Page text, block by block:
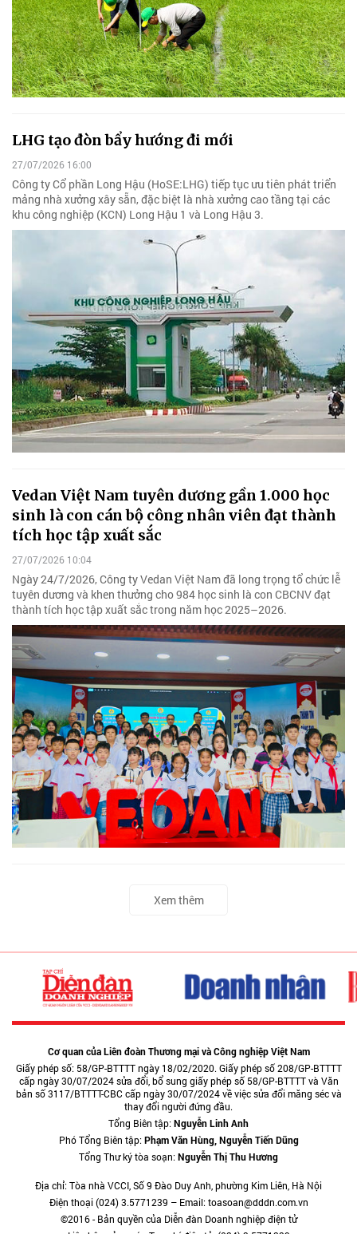
LHG tạo đòn bẩy hướng đi mới
27/07/2026 16:00
Công ty Cổ phần Long Hậu (HoSE:LHG) tiếp tục ưu tiên phát triển
mảng nhà xưởng xây sẵn, đặc biệt là nhà xưởng cao tầng tại các
khu công nghiệp (KCN) Long Hậu 1 và Long Hậu 3.
Vedan Việt Nam tuyên dương gần 1.000 học
sinh là con cán bộ công nhân viên đạt thành
tích học tập xuất sắc
27/07/2026 10:04
Ngày 24/7/2026, Công ty Vedan Việt Nam đã long trọng tổ chức lễ
tuyên dương và khen thưởng cho 984 học sinh là con CBCNV đạt
thành tích học tập xuất sắc trong năm học 2025–2026.
Xem thêm
Cơ quan của Liên đoàn Thương mại và Công nghiệp Việt Nam
Giấy phép số: 58/GP-BTTTT ngày 18/02/2020. Giấy phép số 208/GP-BTTTT
cấp ngày 30/07/2024 sửa đổi, bổ sung giấy phép số 58/GP-BTTTT và Văn
bản số 3117/BTTTT-CBC cấp ngày 30/07/2024 về việc sửa đổi măng séc và
thay đổi người đứng đầu.
Tổng Biên tập:Nguyễn Linh Anh
Phó Tổng Biên tập:Phạm Văn Hùng, Nguyễn Tiến Dũng
Tổng Thư ký tòa soạn:Nguyễn Thị Thu Hương
Địa chỉ: Tòa nhà VCCI, Số 9 Đào Duy Anh, phường Kim Liên, Hà Nội
Điện thoại (024) 3.5771239 – Email: toasoan@dddn.com.vn
©2016 - Bản quyền của Diễn đàn Doanh nghiệp điện tử